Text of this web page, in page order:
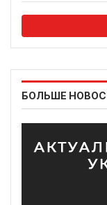
БОЛЬШЕ